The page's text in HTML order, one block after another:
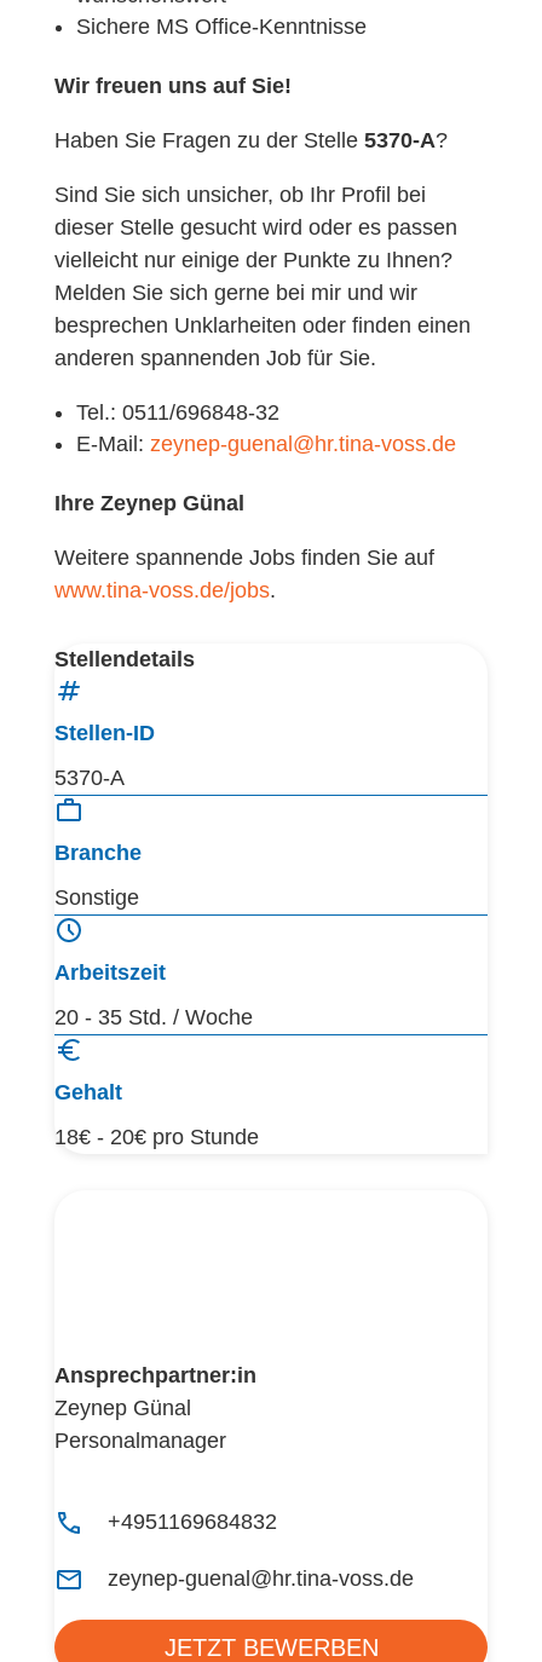
Sichere MS Office-Kenntnisse
Wir freuen uns auf Sie!
Haben Sie Fragen zu der Stelle5370-A?
Sind Sie sich unsicher, ob Ihr Profil bei
dieser Stelle gesucht wird oder es passen
vielleicht nur einige der Punkte zu Ihnen?
Melden Sie sich gerne bei mir und wir
besprechen Unklarheiten oder finden einen
anderen spannenden Job für Sie.
Tel.: 0511/696848-32
E-Mail: zeynep-guenal@hr.tina-voss.de
Ihre Zeynep Günal
Weitere spannende Jobs finden Sie auf
www.tina-voss.de/jobs.
Stellendetails
Stellen-ID
5370-A
Branche
Sonstige
Arbeitszeit
20 - 35 Std. / Woche
Gehalt
18€ - 20€ pro Stunde
Ansprechpartner:in
Zeynep Günal
Personalmanager
+4951169684832
zeynep-guenal@hr.tina-voss.de
JETZT BEWERBEN